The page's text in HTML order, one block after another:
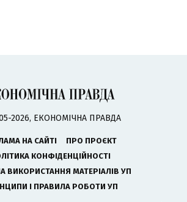
2026, ЕКОНОМІЧНА ПРАВДА
НА САЙТІ
ПРО ПРОЄКТ
КОНФІДЕНЦІЙНОСТІ
ВИКОРИСТАННЯ МАТЕРІАЛІВ УП
І ПРАВИЛА РОБОТИ УП